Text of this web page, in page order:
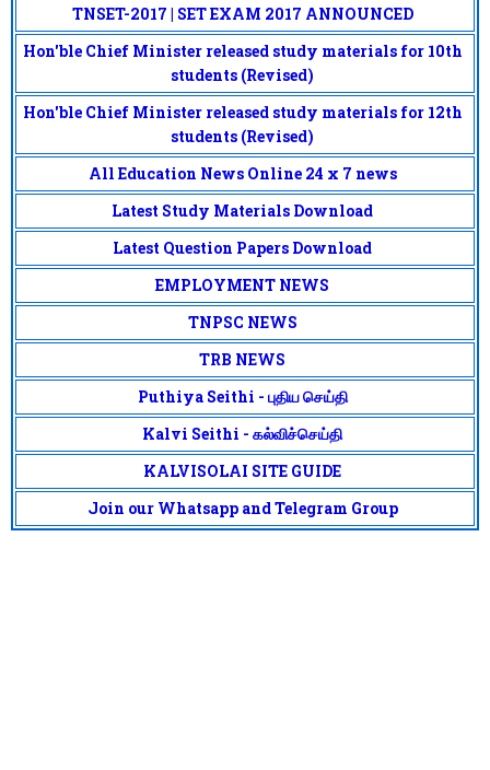
TNSET-2017 | SET EXAM 2017 ANNOUNCED
Hon'ble Chief Minister released study materials for 10th
students (Revised)
Hon'ble Chief Minister released study materials for 12th
students (Revised)
All Education News Online 24 x 7 news
Latest Study Materials Download
Latest Question Papers Download
EMPLOYMENT NEWS
TNPSC NEWS
TRB NEWS
Puthiya Seithi - புதிய செய்தி
Kalvi Seithi - கல்விச்செய்தி
KALVISOLAI SITE GUIDE
Join our Whatsapp and Telegram Group